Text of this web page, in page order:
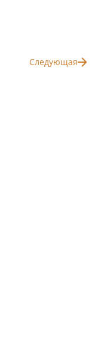
Следующая